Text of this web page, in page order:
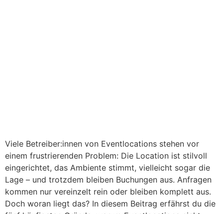
Viele Betreiber:innen von Eventlocations stehen vor
einem frustrierenden Problem: Die Location ist stilvoll
eingerichtet, das Ambiente stimmt, vielleicht sogar die
Lage – und trotzdem bleiben Buchungen aus. Anfragen
kommen nur vereinzelt rein oder bleiben komplett aus.
Doch woran liegt das? In diesem Beitrag erfährst du die